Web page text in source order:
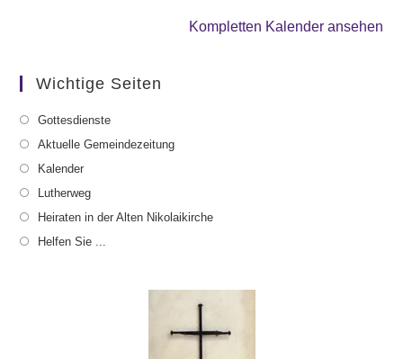
Kompletten Kalender ansehen
Wichtige Seiten
Gottesdienste
Aktuelle Gemeindezeitung
Kalender
Lutherweg
Heiraten in der Alten Nikolaikirche
Helfen Sie ...